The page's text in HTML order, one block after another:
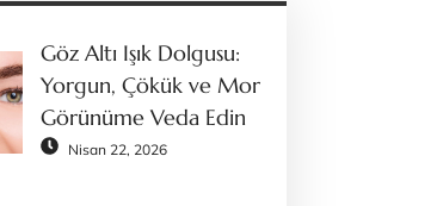
Göz Altı Işık Dolgusu:
Yorgun, Çökük ve Mor
Görünüme Veda Edin
Nisan 22, 2026